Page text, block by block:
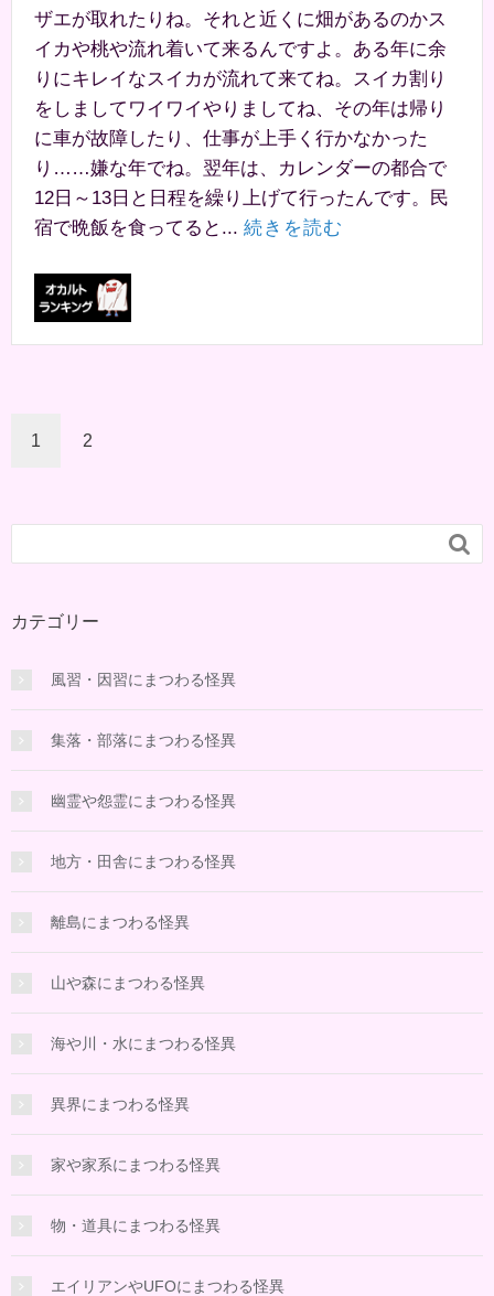
ザエが取れたりね。それと近くに畑があるのかス
イカや桃や流れ着いて来るんですよ。ある年に余
りにキレイなスイカが流れて来てね。スイカ割り
をしましてワイワイやりましてね、その年は帰り
に車が故障したり、仕事が上手く行かなかった
り……嫌な年でね。翌年は、カレンダーの都合で
12日～13日と日程を繰り上げて行ったんです。民
宿で晩飯を食ってると... 続きを読む
1 2

カテゴリー
風習・因習にまつわる怪異
集落・部落にまつわる怪異
幽霊や怨霊にまつわる怪異
地方・田舎にまつわる怪異
離島にまつわる怪異
山や森にまつわる怪異
海や川・水にまつわる怪異
異界にまつわる怪異
家や家系にまつわる怪異
物・道具にまつわる怪異
エイリアンやUFOにまつわる怪異